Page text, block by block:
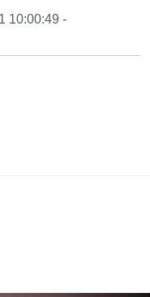
10:00:49 -